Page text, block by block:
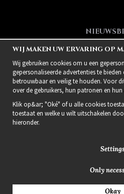
Meld je aan
2021
WIJ MAKEN UW ERVARING OP
Wij gebruiken cookies om u een
gepersonaliseerde advertenties te
betrouwbaar en veilig te houden. Voor
over de gebruikers, hun patronen en
Klik op&ar; "Oké" of u alle cookies
toestaat en welke u wilt uitschakelen
hieronder.
Only
Okay